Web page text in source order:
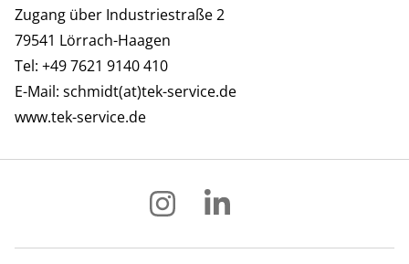
Zugang über Industriestraße 2
79541 Lörrach-Haagen
Tel: +49 7621 9140 410
E-Mail: schmidt(at)tek-service.de
www.tek-service.de